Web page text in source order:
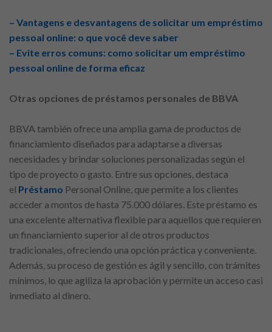
– Vantagens e desvantagens de solicitar um empréstimo
pessoal online: o que você deve saber
– Evite erros comuns: como solicitar um empréstimo
pessoal online de forma eficaz
Otras opciones de préstamos personales de BBVA
BBVA también ofrece una amplia gama de productos de
financiamiento diseñados para adaptarse a diversas
necesidades y brindar soluciones personalizadas según el
tipo de proyecto o gasto. Entre sus opciones, destaca
el Préstamo Personal Online, que permite a los clientes
acceder a montos de hasta 75.000 dólares. Este préstamo es
una excelente alternativa flexible para aquellos que requieren
un financiamiento superior al de otros productos
tradicionales, ofreciendo una opción práctica y conveniente.
Además, su proceso de gestión es ágil y sencillo, con trámites
mínimos, lo que agiliza la aprobación y permite un acceso casi
inmediato al dinero.